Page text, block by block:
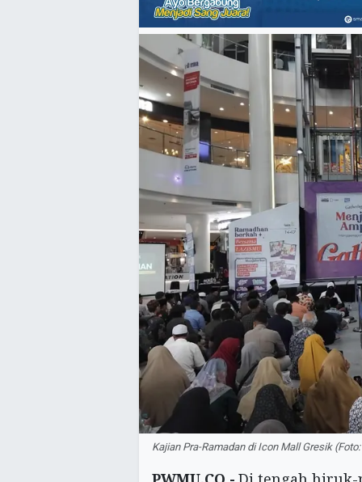
Kajian Pra-Ramadan di Icon Mall Gresik